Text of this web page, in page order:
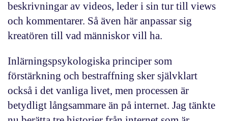
beskrivningar av videos, leder i sin tur till views
och kommentarer. Så även här anpassar sig
kreatören till vad människor vill ha.
Inlärningspsykologiska principer som
förstärkning och bestraffning sker självklart
också i det vanliga livet, men processen är
betydligt långsammare än på internet. Jag tänkte